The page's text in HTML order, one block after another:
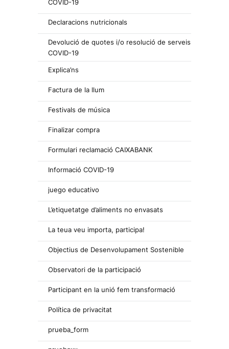
COVID-19
Declaracions nutricionals
Devolució de quotes i/o resolució de serveis
COVID-19
Explica’ns
Factura de la llum
Festivals de música
Finalizar compra
Formulari reclamació CAIXABANK
Informació COVID-19
juego educativo
L’etiquetatge d’aliments no envasats
La teua veu importa, participa!
Objectius de Desenvolupament Sostenible
Observatori de la participació
Participant en la unió fem transformació
Política de privacitat
prueba_form